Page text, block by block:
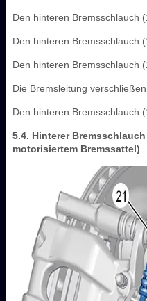
Den hinteren Bremsschlauch
Den hinteren Bremsschlauch
Den hinteren Bremsschlauch
Die Bremsleitung
Den hinteren Bremsschlauch
5.4. Hinterer
motorisiertem Bremssattel)